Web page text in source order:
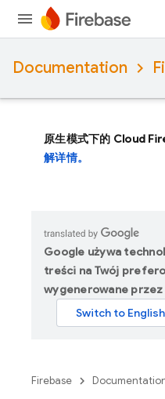
Documentation
原生模式下的 Cloud
解详情。
Google używa
treści na Twój
wygenerowane przez
Firebase